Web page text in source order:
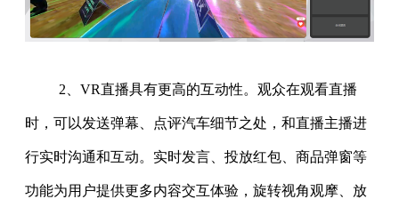
2、VR直播具有更高的互动性。观众在观看直播
时，可以发送弹幕、点评汽车细节之处，和直播主播进
行实时沟通和互动。实时发言、投放红包、商品弹窗等
功能为用户提供更多内容交互体验，旋转视角观摩、放